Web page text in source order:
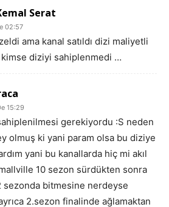
Serat
02:57
ama kanal satıldı dizi maliyetli
diziyi sahiplenmedi …
15:29
gerekiyordu :S neden
olmuş ki yani param olsa bu diziye
yani bu kanallarda hiç mi akıl
10 sezon sürdükten sonra
sezonda bitmesine nerdeyse
2.sezon finalinde ağlamaktan